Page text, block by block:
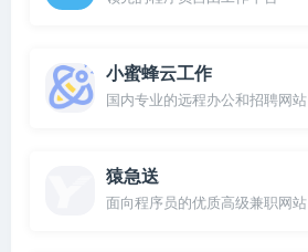
小蜜蜂云工作
国内专业的远程办公和招聘网站
猿急送
面向程序员的优质高级兼职网站